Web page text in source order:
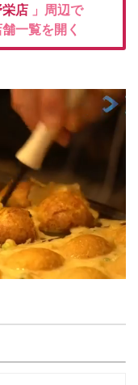
店 」周辺で
一覧を開く